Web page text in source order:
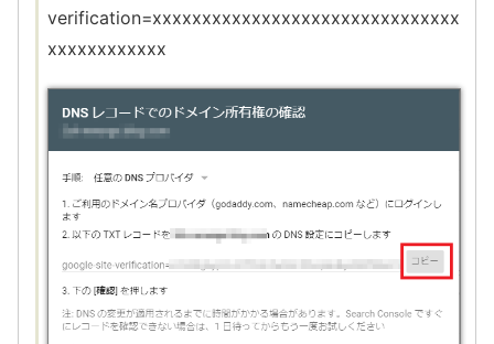
verification=xxxxxxxxxxxxxxxxxxxxxxxxxxxxxxx
xxxxxxxxxxxx